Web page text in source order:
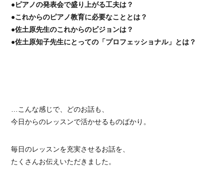
●ピアノの発表会で盛り上がる工夫は？
●これからのピアノ教育に必要なこととは？
●佐土原先生のこれからのビジョンは？
●佐土原知子先生にとっての「プロフェッショナル」とは？
…こんな感じで、どのお話も、
今日からのレッスンで活かせるものばかり。
毎日のレッスンを充実させるお話を、
たくさんお伝えいただきました。